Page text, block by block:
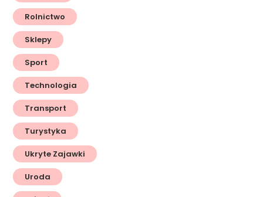
Rolnictwo
Sklepy
Sport
Technologia
Transport
Turystyka
Ukryte Zajawki
Uroda